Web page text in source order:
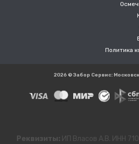
Политика
2026 © Забор Сервис:
Реквизиты: ИП Власов А.В. ИНН